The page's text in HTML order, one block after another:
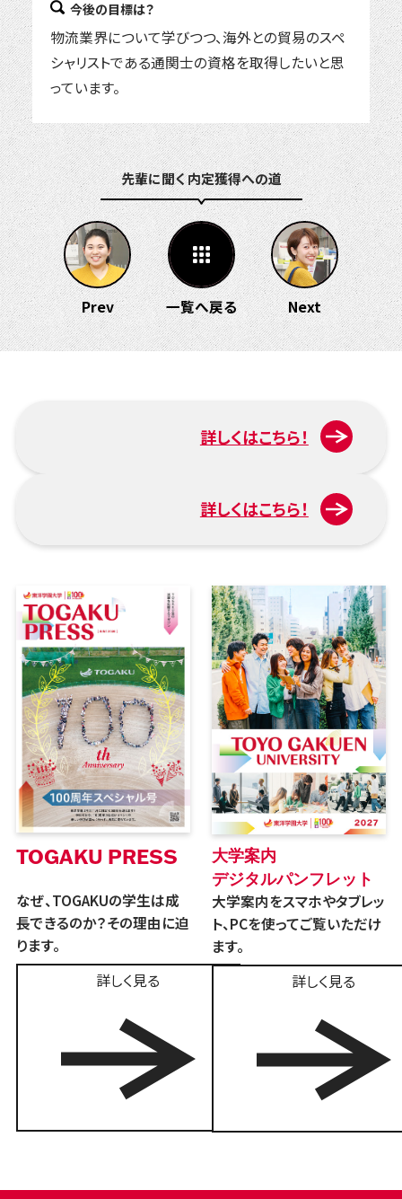
今後の目標は？
物流業界について学びつつ、海外との貿易のスペ
シャリストである通関士の資格を取得したいと思
っています。
先輩に聞く 内定獲得への道
Prev 一覧へ戻る Next
詳しくはこちら！
詳しくはこちら！
TOGAKU PRESS
なぜ、TOGAKUの学生は成
長できるのか？その理由に迫
ります。
詳しく見る
大学案内
デジタルパンフレット
大学案内をスマホやタブレッ
ト、PCを使ってご覧いただけ
ます。
詳しく見る